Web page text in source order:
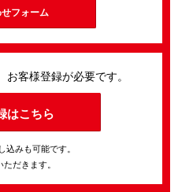
フォーム
客様登録が必要です。
はこちら
込みも可能です。
だきます。